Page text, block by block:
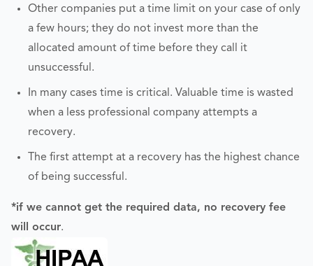
Other companies put a time limit on your case of only
a few hours; they do not invest more than the
allocated amount of time before they call it
unsuccessful.
In many cases time is critical. Valuable time is wasted
when a less professional company attempts a
recovery.
The first attempt at a recovery has the highest chance
of being successful.
*if we cannot get the required data, no recovery fee
will occur.